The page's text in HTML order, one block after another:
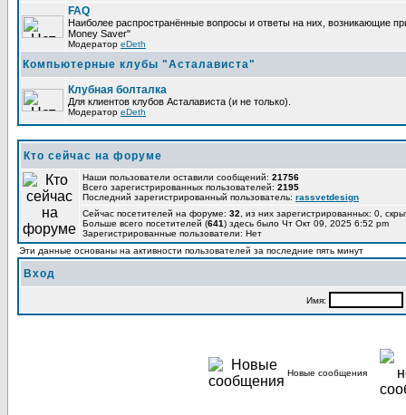
FAQ
Наиболее распространённые вопросы и ответы на них, возникающие
Money Saver"
Модератор eDeth
Компьютерные клубы "Асталависта"
Клубная болталка
Для клиентов клубов Асталависта (и не только).
Модератор eDeth
Кто сейчас на форуме
Наши пользователи оставили сообщений: 21756
Всего зарегистрированных пользователей: 2195
Последний зарегистрированный пользователь: rassvetdesign
Сейчас посетителей на форуме: 32 , из них зарегистрированных: 0,
Больше всего посетителей (641) здесь было Чт Окт 09, 2025 6:52 pm
Зарегистрированные пользователи: Нет
Эти данные основаны на активности пользователей за последние пять минут
Вход
Имя:
Новые сообщения